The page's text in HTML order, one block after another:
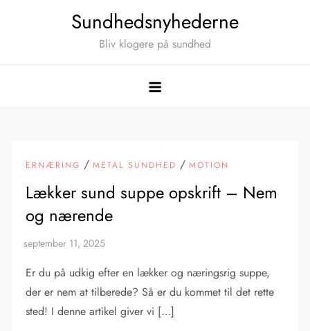
Sundhedsnyhederne
Bliv klogere på sundhed
ERNÆRING /METAL SUNDHED /MOTION
Lækker sund suppe opskrift – Nem
og nærende
Er du på udkig efter en lækker og næringsrig suppe,
der er nem at tilberede? Så er du kommet til det rette
sted! I denne artikel giver vi […]